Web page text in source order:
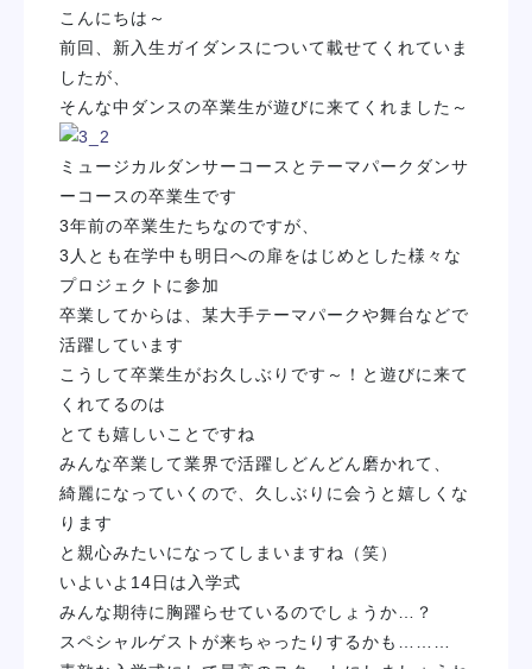
こんにちは～
前回、新入生ガイダンスについて載せてくれていま
したが、
そんな中ダンスの卒業生が遊びに来てくれました～
ミュージカルダンサーコースとテーマパークダンサ
ーコースの卒業生です
3年前の卒業生たちなのですが、
3人とも在学中も明日への扉をはじめとした様々な
プロジェクトに参加
卒業してからは、某大手テーマパークや舞台などで
活躍しています
こうして卒業生がお久しぶりです～！と遊びに来て
くれてるのは
とても嬉しいことですね
みんな卒業して業界で活躍しどんどん磨かれて、
綺麗になっていくので、久しぶりに会うと嬉しくな
ります
と親心みたいになってしまいますね（笑）
いよいよ14日は入学式
みんな期待に胸躍らせているのでしょうか…？
スペシャルゲストが来ちゃったりするかも………
イベント一覧を見る
学校紹介
教育システム
就職・デビュー
入学案内
スクールライフ
訪問者別